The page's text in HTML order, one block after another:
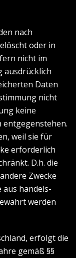
nach
oder in
nicht im
ausdrücklich
Daten
nicht
keine
entgegenstehen.
weil sie für
erforderlich
D.h. die
Zwecke
aus handels-
werden
erfolgt die
gemäß §§